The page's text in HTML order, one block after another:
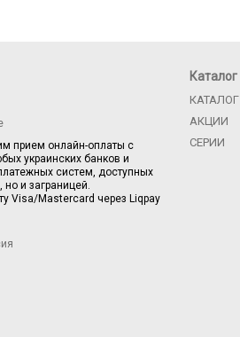
Каталог
КАТАЛОГ
АКЦИИ
СЕРИИ